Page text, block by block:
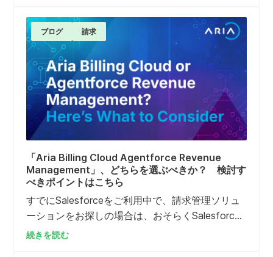
を基盤とする、業界最高水準の単一BSSスタック
の導入における最初のマイルストーンとなりま
す。
ブログ 請求
「Aria Billing Cloud Agentforce Revenue
Management」、どちらを選ぶべきか？ 検討す
べきポイントはこちら
すでにSalesforceをご利用中で、請求管理ソリュ
ーションをお探しの場合は、おそらくSalesforce
のAgentforce Revenue Management（別名：
続きを読む